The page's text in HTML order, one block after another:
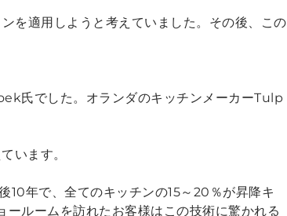
を適用しようと考えていました。その後、この
でした。オランダのキッチンメーカーTulp
います。
10年で、全てのキッチンの15～20％が昇降キ
ルームを訪れたお客様はこの技術に驚かれる